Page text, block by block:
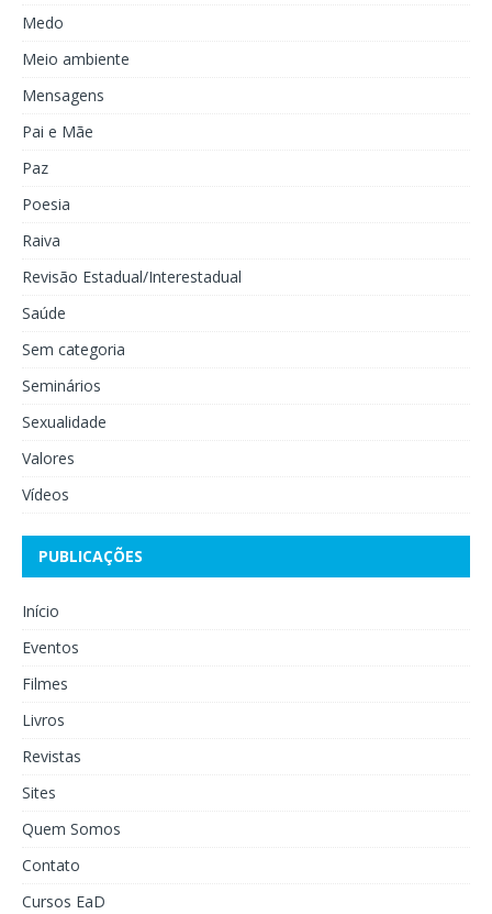
Medo
Meio ambiente
Mensagens
Pai e Mãe
Paz
Poesia
Raiva
Revisão Estadual/Interestadual
Saúde
Sem categoria
Seminários
Sexualidade
Valores
Vídeos
PUBLICAÇÕES
Início
Eventos
Filmes
Livros
Revistas
Sites
Quem Somos
Contato
Cursos EaD